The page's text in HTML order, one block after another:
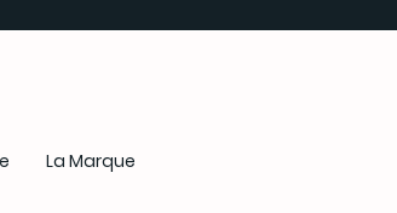
La Marque